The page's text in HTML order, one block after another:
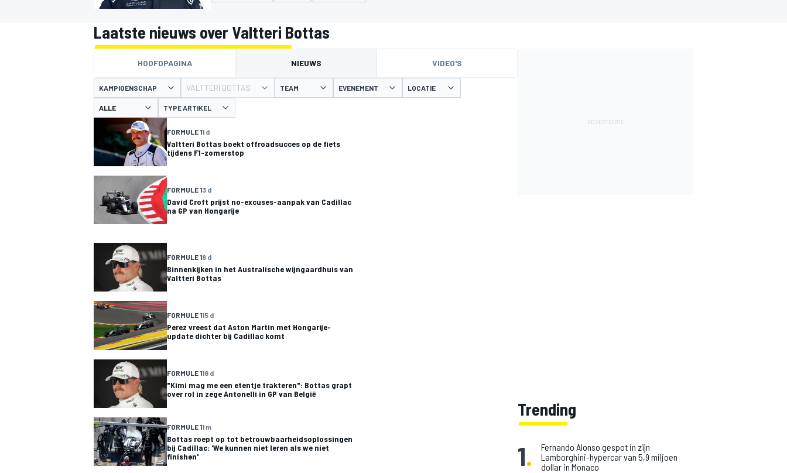
MOTOGP
INDYCAR
WEC
Laatste nieuws over Valtteri Bottas
HOOFDPAGINA NIEUWS VIDEO'S
KAMPIOENSCHAP VALTTERI BOTTAS TEAM EVENEMENT LOCATIE
TYPE ARTIKEL
FORMULE 11 d
Valtteri Bottas boekt offroadsucces op de fiets
tijdens F1-zomerstop
FORMULE 13 d
David Croft prijst no-excuses-aanpak van Cadillac
na GP van Hongarije
FORMULE 18 d
Binnenkijken in het Australische wijngaardhuis van
Valtteri Bottas
FORMULE 115 d
Perez vreest dat Aston Martin met Hongarije-
update dichter bij Cadillac komt
FORMULE 118 d
"Kimi mag me een etentje trakteren": Bottas grapt
over rol in zege Antonelli in GP van België
FORMULE 11 m
Bottas roept op tot betrouwbaarheidsoplossingen
bij Cadillac: 'We kunnen niet leren als we niet
finishen'
Trending
1.
Fernando Alonso gespot in zijn
Lamborghini-hypercar van 5,9 miljoen
dollar in Monaco